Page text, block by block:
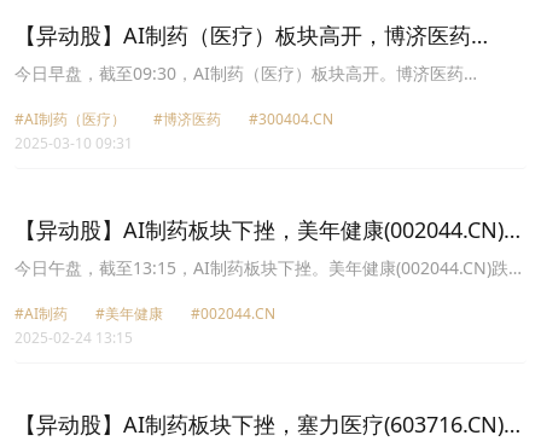
【异动股】AI制药（医疗）板块高开，博济医药
(300404.CN)涨15.8%
今日早盘，截至09:30，AI制药（医疗）板块高开。博济医药
46.26元，光正眼科(002524.CN)涨10.07%报4.59元，润达医疗
(603108.CN)涨10.02%报22.84元，塞力医疗(603716.CN)涨10.02%
7.22元。
#AI制药（医疗） #博济医药
#300404.CN
2025-03-10 09:31
【异动股】AI制药板块下挫，美年健康(002044.CN)跌
7.31%
今日午盘，截至13:15，AI制药板块下挫。美年健康(002044.CN)跌
(688393.CN)跌4.70%报36.33元，万东医疗(600055.CN)跌4.29%报
18.09元，光正眼科(002524.CN)跌4.16%报4.38元，塞力医疗
#AI制药 #美年健康
#002044.CN
2025-02-24 13:15
【异动股】AI制药板块下挫，塞力医疗(603716.CN)跌